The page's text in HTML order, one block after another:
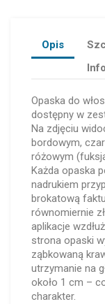
Opis
Opaska do
dostępny w
Na zdjęciu
bordowym,
różowym
Każda opaska
nadrukiem
brokatową
równomiernie
aplikacje
strona opaski
ząbkowaną
utrzymanie na
około 1 cm –
charakter.